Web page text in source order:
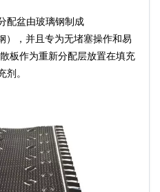
配盆由玻璃钢制成
，并且专为无堵塞操作和易
板作为重新分配层放置在填充
。